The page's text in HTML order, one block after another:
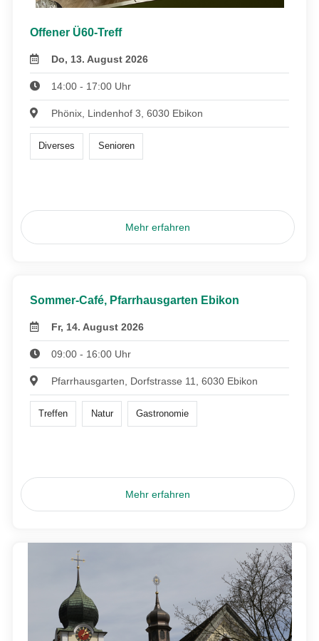
Offener Ü60-Treff
Do, 13. August 2026
14:00 - 17:00 Uhr
Phönix, Lindenhof 3, 6030 Ebikon
Diverses Senioren
Mehr erfahren
Sommer-Café, Pfarrhausgarten Ebikon
Fr, 14. August 2026
09:00 - 16:00 Uhr
Pfarrhausgarten, Dorfstrasse 11, 6030 Ebikon
Treffen Natur Gastronomie
Mehr erfahren